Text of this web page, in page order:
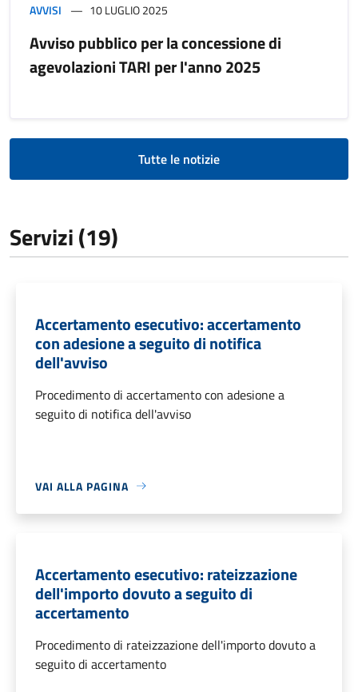
AVVISI 10 LUGLIO 2025
Avviso pubblico per la concessione di
agevolazioni TARI per l'anno 2025
Tutte le notizie
Servizi (19)
Accertamento esecutivo: accertamento
con adesione a seguito di notifica
dell'avviso
Procedimento di accertamento con adesione a
seguito di notifica dell'avviso
VAI ALLA PAGINA
Accertamento esecutivo: rateizzazione
dell'importo dovuto a seguito di
accertamento
Procedimento di rateizzazione dell'importo dovuto a
seguito di accertamento